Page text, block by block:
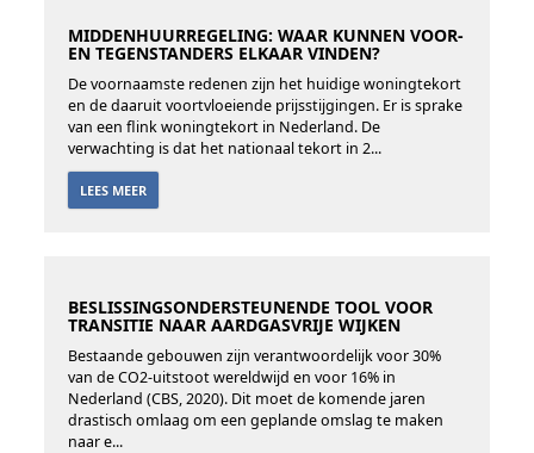
MIDDENHUURREGELING: WAAR KUNNEN VOOR-
EN TEGENSTANDERS ELKAAR VINDEN?
De voornaamste redenen zijn het huidige woningtekort
en de daaruit voortvloeiende prijsstijgingen. Er is sprake
van een flink woningtekort in Nederland. De
verwachting is dat het nationaal tekort in 2...
LEES MEER
BESLISSINGSONDERSTEUNENDE TOOL VOOR
TRANSITIE NAAR AARDGASVRIJE WIJKEN
Bestaande gebouwen zijn verantwoordelijk voor 30%
van de CO2-uitstoot wereldwijd en voor 16% in
Nederland (CBS, 2020). Dit moet de komende jaren
drastisch omlaag om een geplande omslag te maken
naar e...